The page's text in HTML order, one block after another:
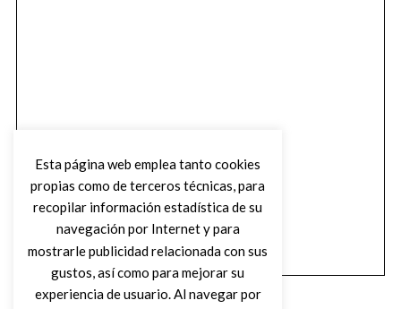
Esta página web emplea tanto cookies
propias como de terceros técnicas, para
recopilar información estadística de su
navegación por Internet y para
mostrarle publicidad relacionada con sus
gustos, así como para mejorar su
experiencia de usuario. Al navegar por